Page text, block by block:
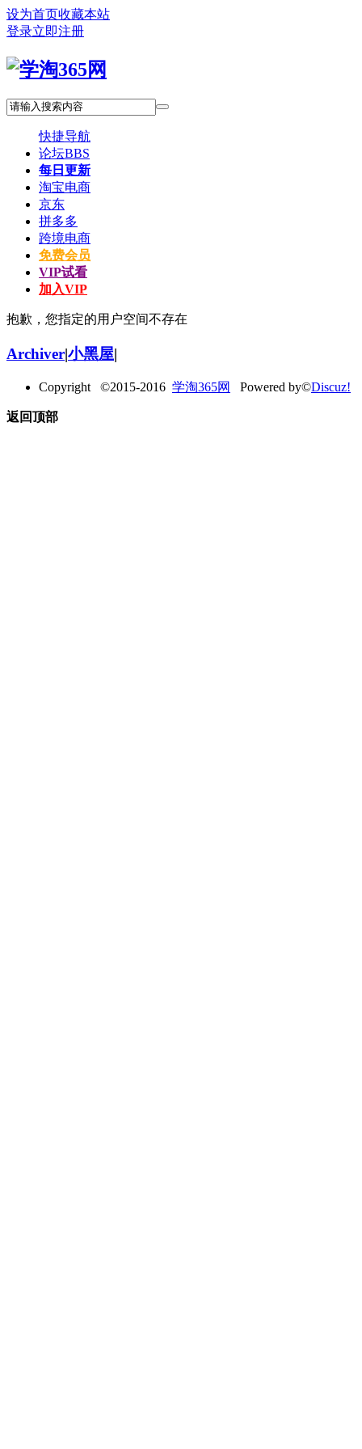
设为首页收藏本站
登录立即注册
快捷导航
论坛BBS
每日更新
淘宝电商
京东
拼多多
跨境电商
免费会员
VIP试看
加入VIP
抱歉，您指定的用户空间不存在
Archiver|小黑屋|
Copyright ©2015-2016 学淘365网 Powered by©Discuz!
返回顶部